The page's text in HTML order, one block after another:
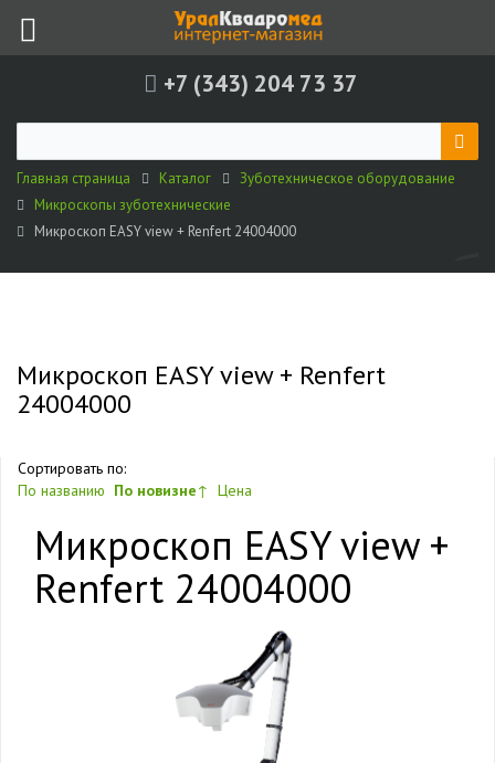
+7 (343) 204 73 37
Главная страница Каталог
Зуботехническое оборудование
Микроскопы зуботехнические
Микроскоп EASY view + Renfert 24004000
Микроскоп EASY view + Renfert
24004000
Сортировать по:
По названию По новизне↑ Цена
Микроскоп EASY view +
Renfert 24004000